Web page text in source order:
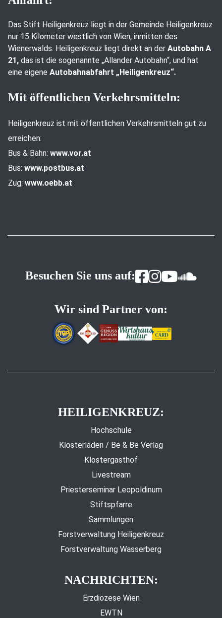
Das Stift Heiligenkreuz liegt in der Gemeinde Heiligenkreuz
nur 15 Kilometer westlich von Wien, inmitten des
Wienerwalds. Heiligenkreuz liegt direkt an der Autobahn A
21, das ist die sogenannte „Allander Autobahn“, und hat
eine eigene Autobahnabfahrt „Heiligenkreuz“.
Mit öffentlichen Verkehrsmitteln:
Heiligenkreuz ist mit öffentlichen Verkehrsmitteln gut zu
erreichen:
Bus & Bahn: www.vor.at
Bus: www.postbus.at
Zug: www.oebb.at
Besuchen Sie uns auf:
Wir sind Partner von:
HEILIGENKREUZ:
Hochschule
Klosterladen / Be & Be Verlag
Klostergasthof
Livestream
Priesterseminar Leopoldinum
Stiftspfarre
Sammlungen
Forstverwaltung Heiligenkreuz
Forstverwaltung Wasserberg
NACHRICHTEN:
Erzdiözese Wien
EWTN